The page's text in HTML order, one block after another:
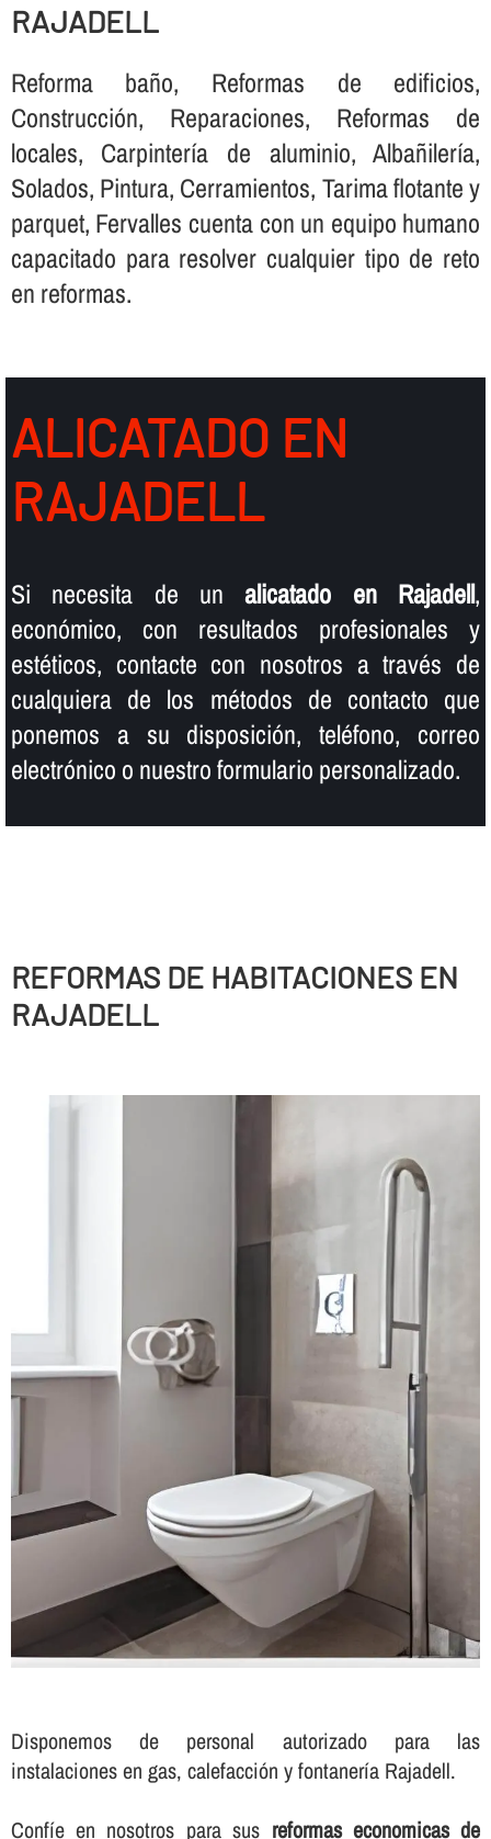
RAJADELL
Reforma baño, Reformas de edificios,
Construcción, Reparaciones, Reformas de
locales, Carpinterí­a de aluminio, Albañilerí­a,
Solados, Pintura, Cerramientos, Tarima flotante y
parquet, Fervalles cuenta con un equipo humano
capacitado para resolver cualquier tipo de reto
en reformas.
ALICATADO EN
RAJADELL
Si necesita de unalicatado en Rajadell,
económico, con resultados profesionales y
estéticos, contacte con nosotros a través de
cualquiera de los métodos de contacto que
ponemos a su disposición, teléfono, correo
electrónico o nuestro formulario personalizado.
REFORMAS DE HABITACIONES EN
RAJADELL
Disponemos de personal autorizado para las
instalaciones en gas, calefacción y fontanerí­a Rajadell.
Confí­e en nosotros para sus reformas economicas de